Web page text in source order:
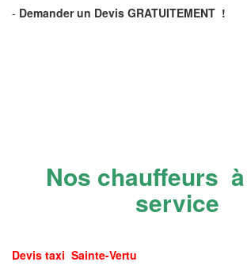
- Demander un Devis GRATUITEMENT !
Nos chauffeurs
service
Devis taxi Sainte-Vertu